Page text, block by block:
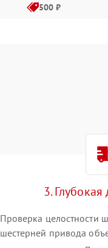
500 ₽
3.
Проверка целостности
шестерней привода